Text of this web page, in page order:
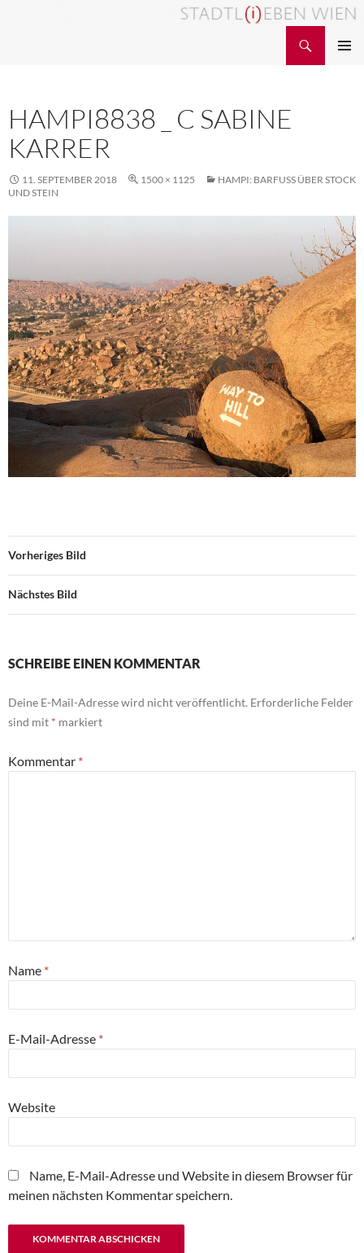
HAMPI8838 _ C SABINE
KARRER
11. SEPTEMBER 2018 1500 × 1125
HAMPI: BARFUSS ÜBER STOCK U
ND STEIN
Vorheriges Bild
Nächstes Bild
SCHREIBE EINEN KOMMENTAR
Deine E-Mail-Adresse wird nicht veröffentlicht. Erforderliche Felder
sind mit * markiert
Kommentar *
Name *
E-Mail-Adresse *
Website
Name, E-Mail-Adresse und Website in diesem Browser für
meinen nächsten Kommentar speichern.